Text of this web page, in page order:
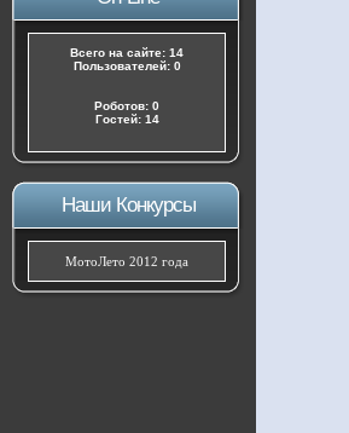
Всего на сайте: 14
Пользователей: 0
Роботов: 0
Гостей: 14
Наши Конкурсы
МотоЛето 2012 года